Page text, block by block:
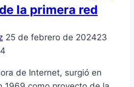
la primera red
25 de febrero de 202423
de Internet, surgió en